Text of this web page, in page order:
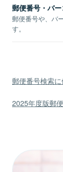
郵便番号・バ
郵便番号や、バ
す。
郵便番号検索
2025年度版郵